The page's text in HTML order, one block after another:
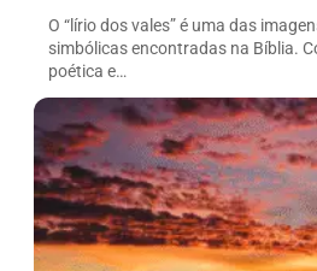
O “lírio dos vales” é uma das
simbólicas encontradas na Bíblia.
poética e…